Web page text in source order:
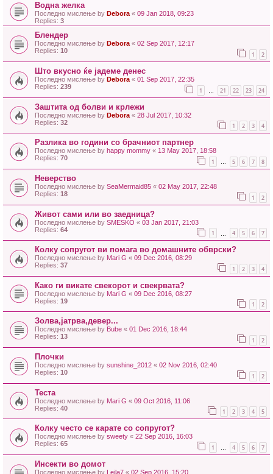
Водна желка
Последно мислење by Debora « 09 Jan 2018, 09:23
Replies: 3
Блендер
Последно мислење by Debora « 02 Sep 2017, 12:17
Replies: 10 1 2
Што вкусно ќе јадеме денес
Последно мислење by Debora « 01 Sep 2017, 22:35
Replies: 239 1 … 21 22 23 24
Заштита од болви и крлежи
Последно мислење by Debora « 28 Jul 2017, 10:32
Replies: 32 1 2 3 4
Разлика во години со брачниот партнер
Последно мислење by happy mommy « 13 May 2017, 18:58
Replies: 70 1 … 5 6 7 8
Неверство
Последно мислење by SeaMermaid85 « 02 May 2017, 22:48
Replies: 18 1 2
Живот сами или во заедница?
Последно мислење by SMESKO « 03 Jan 2017, 21:03
Replies: 64 1 4 5 6 7
Колку сопругот ви помага во домашните обврски?
Последно мислење by Mari G « 09 Dec 2016, 08:29
Replies: 37 1 2 3 4
Како ги викате свекорот и свекрвата?
Последно мислење by Mari G « 09 Dec 2016, 08:27
Replies: 19 1 2
Золва,јатрва,девер...
Последно мислење by Bube « 01 Dec 2016, 18:44
Replies: 13 1 2
Плочки
Последно мислење by sunshine_2012 « 02 Nov 2016, 02:40
Replies: 10 1 2
Теста
Последно мислење by Mari G « 09 Oct 2016, 11:06
Replies: 40 1 2 3 4 5
Колку често се карате со сопругот?
Последно мислење by sweety « 22 Sep 2016, 16:03
Replies: 65 1 … 4 5 6 7
Инсекти во домот
Последно мислење by Lejla7 « 02 Sep 2016, 15:20